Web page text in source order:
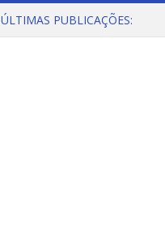
ÚLTIMAS PUBLICAÇÕES: